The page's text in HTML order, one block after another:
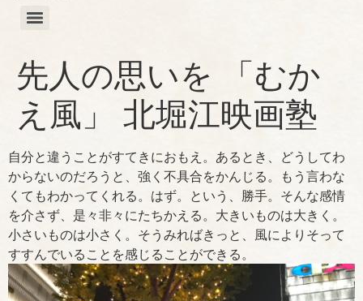
先人の思いを 「むか
え風」 北堀江映画塾
自分と違うことがすてきにおもえ。あるとき、どうしてわ
からないのだろうと、強く不具合をかんじる。もう言わな
くてもわかってくれる。はず。という、勝手。そんな感情
を介さず、是々非々にたちかえる。大きいものは大きく。
小さいものは小さく。そうみればきっと、風によりそって
すすんでいることを感じることができる。